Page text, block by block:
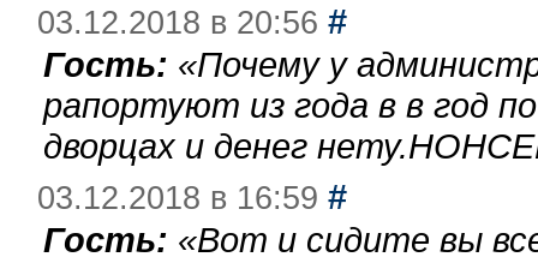
03.12.2018 в 20:56 #
Гость: «Почему у
рапортуют из года в в год
дворцах и денег
03.12.2018 в 16:59 #
Гость: «Вот и сидите вы